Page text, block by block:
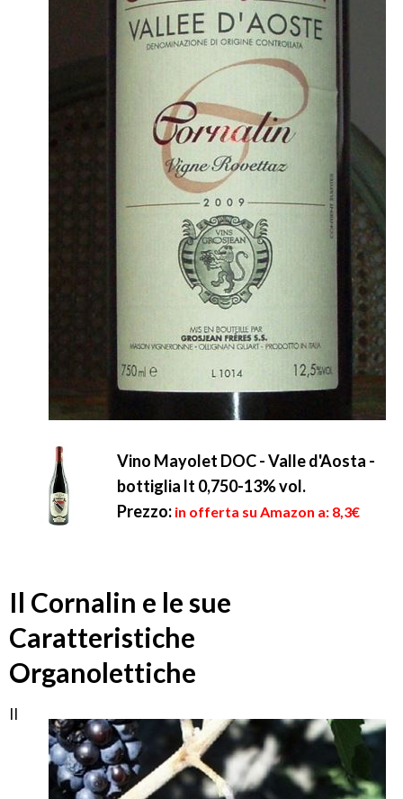
Vino Mayolet DOC - Valle d'Aosta -
bottiglia lt 0,750-13% vol.
Prezzo: in offerta su Amazon a: 8,3€
Il Cornalin e le sue
Caratteristiche
Organolettiche
Il